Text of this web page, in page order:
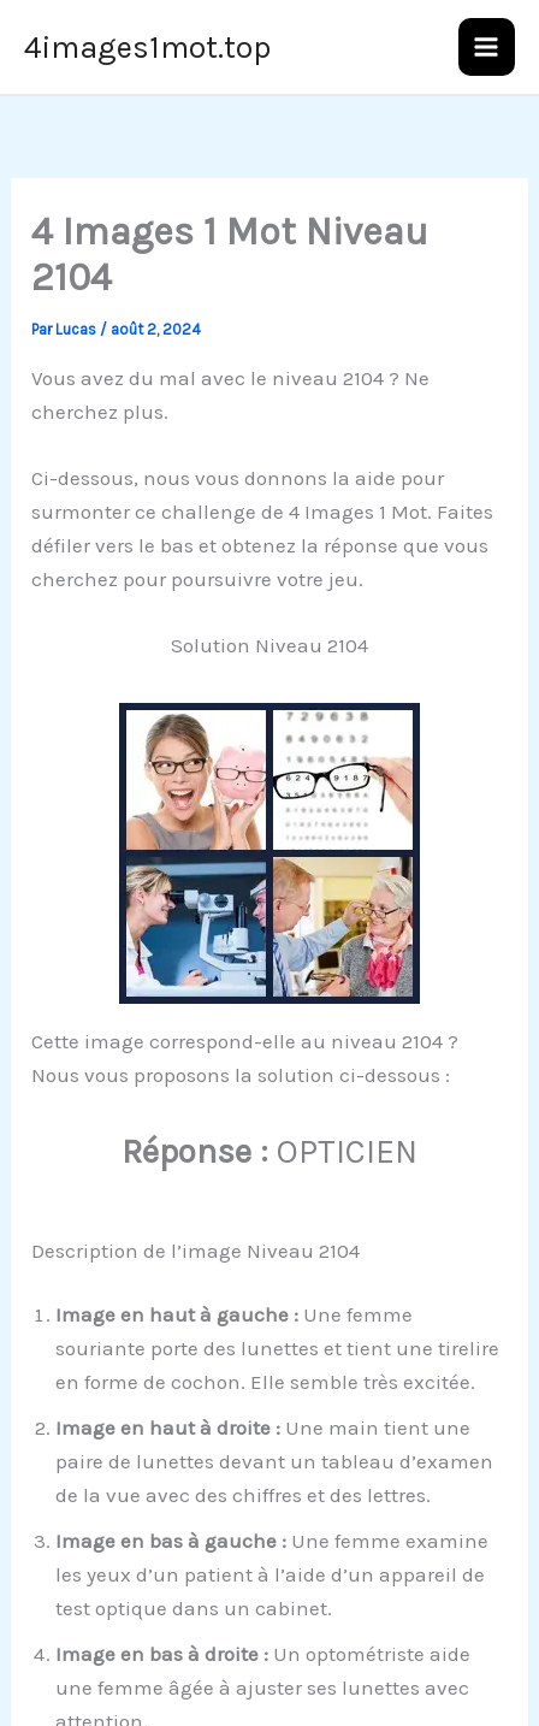
4images1mot.top
4 Images 1 Mot Niveau
2104
ParLucas / août 2, 2024
Vous avez du mal avec le niveau 2104 ? Ne
cherchez plus.
Ci-dessous, nous vous donnons la aide pour
surmonter ce challenge de 4 Images 1 Mot. Faites
défiler vers le bas et obtenez la réponse que vous
cherchez pour poursuivre votre jeu.
Solution Niveau 2104
Cette image correspond-elle au niveau 2104 ?
Nous vous proposons la solution ci-dessous :
Réponse : OPTICIEN
Description de l’image Niveau 2104
Image en haut à gauche : Une femme
souriante porte des lunettes et tient une tirelire
en forme de cochon. Elle semble très excitée.
Image en haut à droite : Une main tient une
paire de lunettes devant un tableau d’examen
de la vue avec des chiffres et des lettres.
Image en bas à gauche : Une femme examine
les yeux d’un patient à l’aide d’un appareil de
test optique dans un cabinet.
Image en bas à droite : Un optométriste aide
une femme âgée à ajuster ses lunettes avec